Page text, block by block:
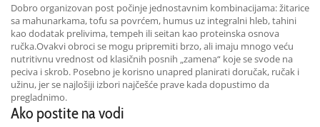
Dobro organizovan post počinje jednostavnim kombinacijama: žitarice
sa mahunarkama, tofu sa povrćem, humus uz integralni hleb, tahini
kao dodatak prelivima, tempeh ili seitan kao proteinska osnova
ručka.Ovakvi obroci se mogu pripremiti brzo, ali imaju mnogo veću
nutritivnu vrednost od klasičnih posnih „zamena“ koje se svode na
peciva i skrob. Posebno je korisno unapred planirati doručak, ručak i
užinu, jer se najlošiji izbori najčešće prave kada dopustimo da
pregladnimo.
Ako postite na vodi